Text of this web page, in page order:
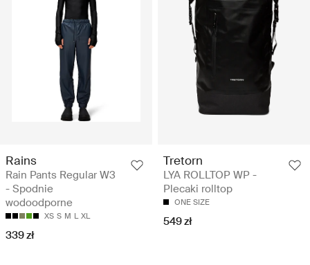
Rains
Rain Pants Regular W3
- Spodnie
wodoodporne
XS S M L XL
339 zł
Tretorn
LYA ROLLTOP WP -
Plecaki rolltop
ONE SIZE
549 zł